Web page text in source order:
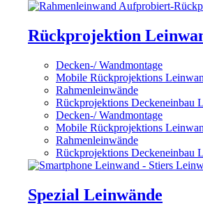
Rückprojektion
Decken-/ Wandmontage
Mobile Rückprojektions
Rahmenleinwände
Rückprojektions Deckeneinbau
Decken-/ Wandmontage
Mobile Rückprojektions
Rahmenleinwände
Rückprojektions Deckeneinbau
Spezial Leinwände